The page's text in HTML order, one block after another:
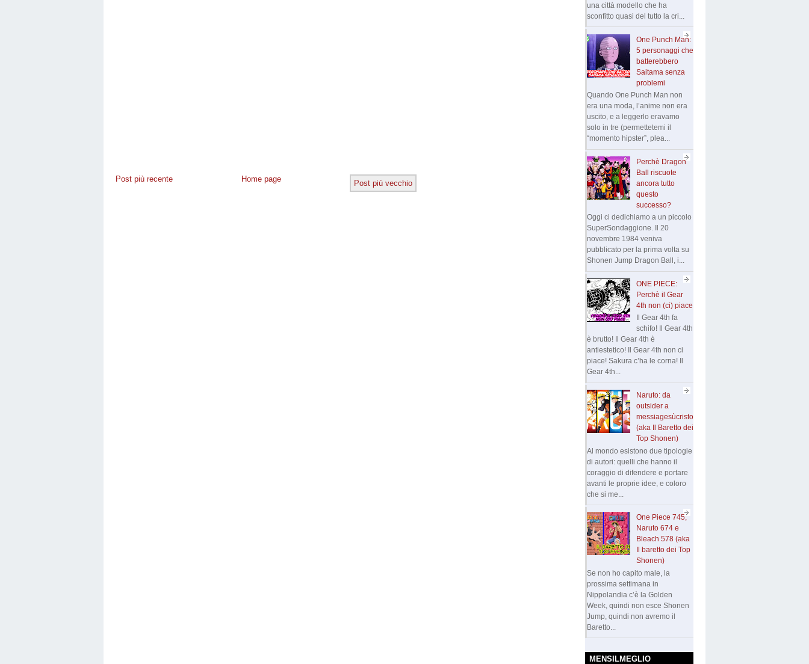
Post più recente Post più vecchio
Home page
una città modello che ha
sconfitto quasi del tutto la cri...
One Punch Man:
5 personaggi che
batterebbero
Saitama senza
problemi
Quando One Punch Man non
era una moda, l’anime non era
uscito, e a leggerlo eravamo
solo in tre (permettetemi il
“momento hipster”, plea...
Perchè Dragon
Ball riscuote
ancora tutto
questo
successo?
Oggi ci dedichiamo a un piccolo
SuperSondaggione. Il 20
novembre 1984 veniva
pubblicato per la prima volta su
Shonen Jump Dragon Ball, i...
ONE PIECE:
Perchè il Gear
4th non (ci) piace
Il Gear 4th fa
schifo! Il Gear 4th
è brutto! Il Gear 4th è
antiestetico! Il Gear 4th non ci
piace! Sakura c’ha le corna! Il
Gear 4th...
Naruto: da
outsider a
messiagesùcristo
(aka Il Baretto dei
Top Shonen)
Al mondo esistono due tipologie
di autori: quelli che hanno il
coraggio di difendere e portare
avanti le proprie idee, e coloro
che si me...
One Piece 745,
Naruto 674 e
Bleach 578 (aka
Il baretto dei Top
Shonen)
Se non ho capito male, la
prossima settimana in
Nippolandia c’è la Golden
Week, quindi non esce Shonen
Jump, quindi non avremo il
Baretto...
MENSILMEGLIO